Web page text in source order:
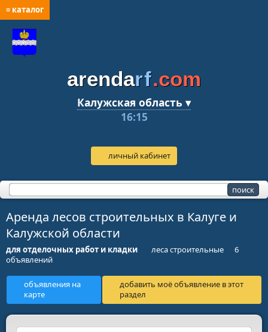
≡ каталог
arendarf.com
Калужская область ▾
16:15
личный кабинет
Аренда лесов строительных в Калуге и
Калужской области
для отделочных работ и кладки леса строительные
6
объявлений
объявления на
карте
добавить моё объявление в этот
раздел